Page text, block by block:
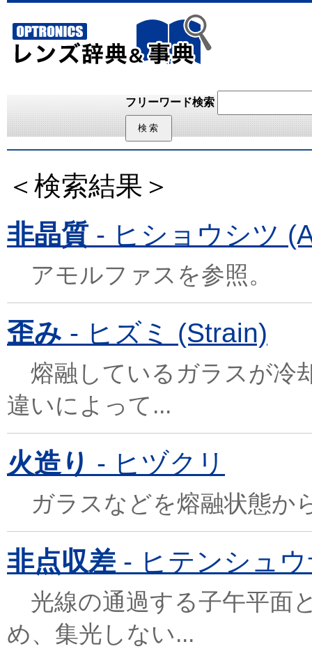
フリーワード検索
＜検索結果＞
非晶質- ヒショウシツ
アモルファスを参照。
歪み - ヒズミ (Strain)
熔融しているガラスが冷
違いによって...
火造り - ヒヅクリ
ガラスなどを熔融状態か
非点収差 - ヒテンシュ
光線の通過する子午平面
め、集光しない...